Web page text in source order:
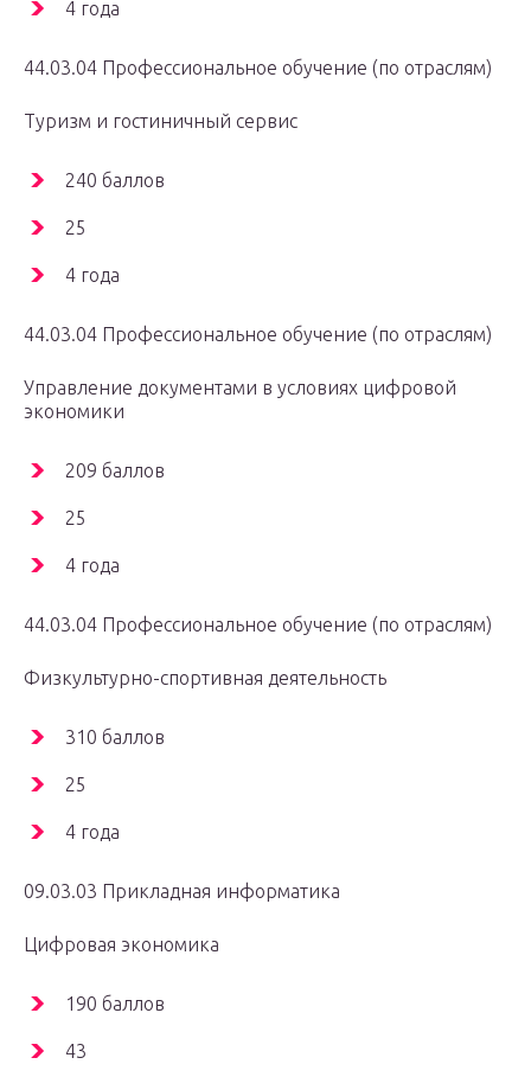
4 года
44.03.04 Профессиональное обучение (по отраслям)
Туризм и гостиничный сервис
240 баллов
25
4 года
44.03.04 Профессиональное обучение (по отраслям)
Управление документами в условиях цифровой
экономики
209 баллов
25
4 года
44.03.04 Профессиональное обучение (по отраслям)
Физкультурно-спортивная деятельность
310 баллов
25
4 года
09.03.03 Прикладная информатика
Цифровая экономика
190 баллов
43